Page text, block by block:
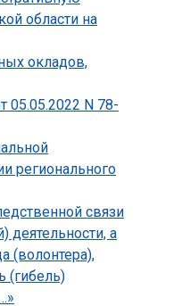
области на
окладов,
05.05.2022 N 78-
регионального
связи
а
(волонтера),
(гибель)